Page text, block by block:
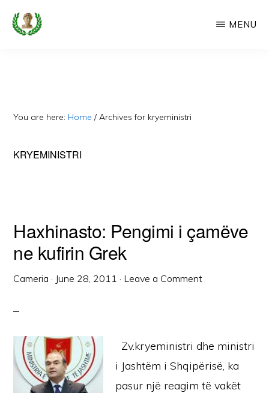
Skip
Faqe
Dedikuar
MENU
You are here: Home / Archives for kryeministri
KRYEMINISTRI
Haxhinasto: Pengimi i çamëve
ne kufirin Grek
Cameria · June 28, 2011 · Leave a Comment
Zv.kryeministri dhe ministri
i Jashtëm i Shqipërisë, ka
pasur një reagim të vakët